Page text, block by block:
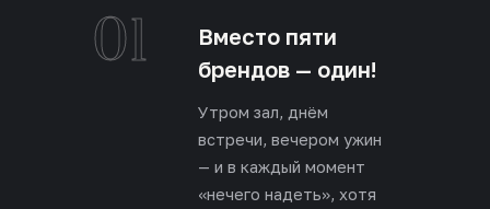
01
Вместо пяти
брендов — один!
Утром зал, днём
встречи, вечером ужин
— и в каждый момент
«нечего надеть», хотя